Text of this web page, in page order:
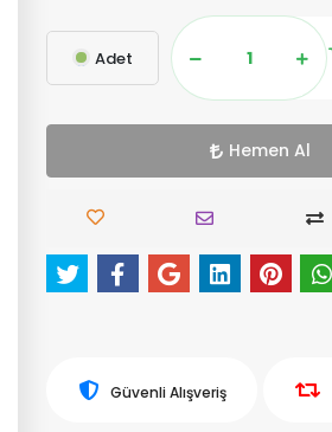
Adet
Hemen Al
Güvenli Alışveriş